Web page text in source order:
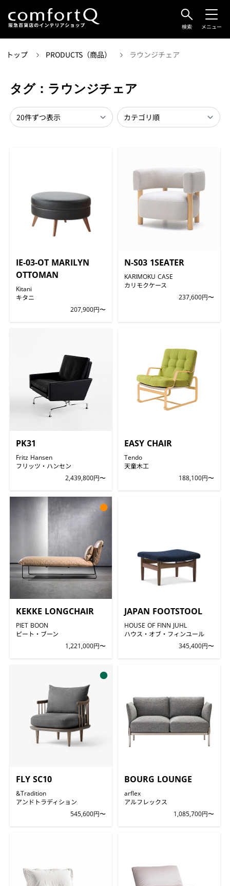
検索 メニュー
トップ PRODUCTS（商品） ラウンジチェア
タグ：ラウンジチェア
IE-03-OT MARILYN
OTTOMAN
Kitani
キタニ
207,900円〜
N-S03 1SEATER
KARIMOKU CASE
カリモクケース
237,600円〜
PK31
Fritz Hansen
フリッツ・ハンセン
2,439,800円〜
EASY CHAIR
Tendo
天童木工
188,100円〜
KEKKE LONGCHAIR
PIET BOON
ピート・ブーン
1,221,000円〜
●
JAPAN FOOTSTOOL
HOUSE OF FINN JUHL
ハウス・オブ・フィンユール
345,400円〜
FLY SC10
&Tradition
アンドトラディション
545,600円〜
●
BOURG LOUNGE
arflex
アルフレックス
1,085,700円〜